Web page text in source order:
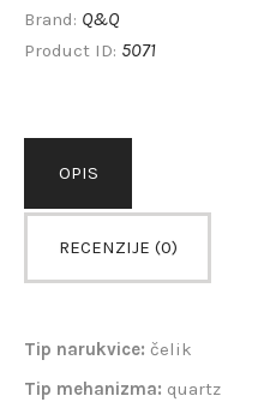
Brand: Q&Q
Product ID: 5071
OPIS
RECENZIJE (0)
Tip narukvice: čelik
Tip mehanizma: quartz